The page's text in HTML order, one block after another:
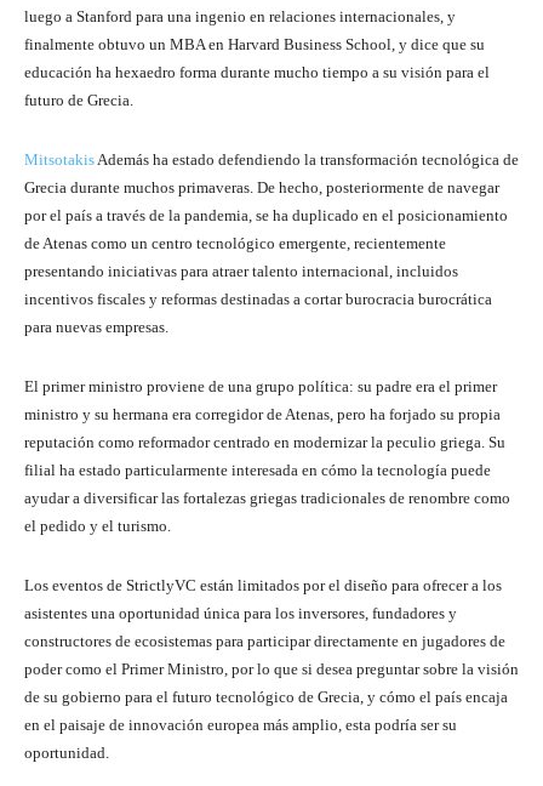
luego a Stanford para una ingenio en relaciones internacionales, y
finalmente obtuvo un MBA en Harvard Business School, y dice que su
educación ha hexaedro forma durante mucho tiempo a su visión para el
futuro de Grecia.
MitsotakisAdemás ha estado defendiendo la transformación tecnológica de
Grecia durante muchos primaveras. De hecho, posteriormente de navegar
por el país a través de la pandemia, se ha duplicado en el posicionamiento
de Atenas como un centro tecnológico emergente, recientemente
presentando iniciativas para atraer talento internacional, incluidos
incentivos fiscales y reformas destinadas a cortar burocracia burocrática
para nuevas empresas.
El primer ministro proviene de una grupo política: su padre era el primer
ministro y su hermana era corregidor de Atenas, pero ha forjado su propia
reputación como reformador centrado en modernizar la peculio griega. Su
filial ha estado particularmente interesada en cómo la tecnología puede
ayudar a diversificar las fortalezas griegas tradicionales de renombre como
el pedido y el turismo.
Los eventos de StrictlyVC están limitados por el diseño para ofrecer a los
asistentes una oportunidad única para los inversores, fundadores y
constructores de ecosistemas para participar directamente en jugadores de
poder como el Primer Ministro, por lo que si desea preguntar sobre la visión
de su gobierno para el futuro tecnológico de Grecia, y cómo el país encaja
en el paisaje de innovación europea más amplio, esta podría ser su
oportunidad.